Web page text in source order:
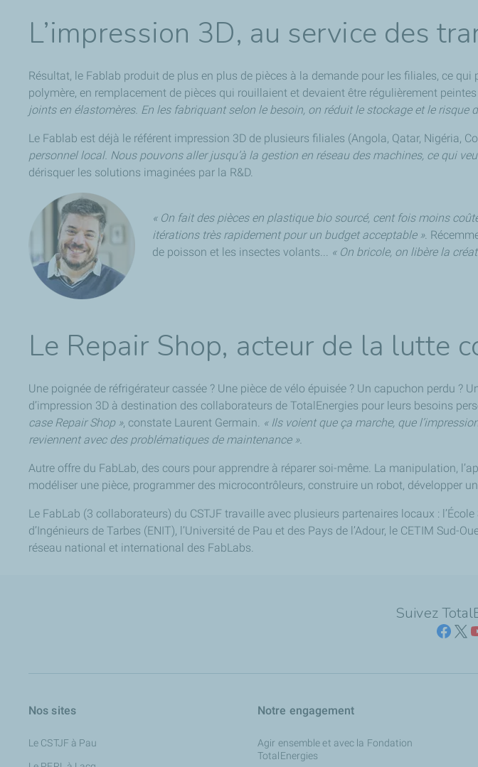
L’impression 3D, au service des
Résultat, le Fablab produit de plus en plus de pièces à la demande pour les filiales, ce
polymère, en remplacement de pièces qui rouillaient et devaient être régulièrement
joints en élastomères. En les fabriquant selon le besoin, on réduit le stockage et le risque
Le Fablab est déjà le référent impression 3D de plusieurs filiales (Angola, Qatar, Nigéria,
personnel local. Nous pouvons aller jusqu’à la gestion en réseau des machines, ce qui
dérisquer les solutions imaginées par la R&D.
« On fait des pièces en plastique bio sourcé, cent fois moins
itérations très rapidement pour un budget acceptable ».
de poisson et les insectes volants... « On bricole, on libère la
Le Repair Shop, acteur de la lutte
Une poignée de réfrigérateur cassée ? Une pièce de vélo épuisée ? Un capuchon perdu ?
d’impression 3D à destination des collaborateurs de TotalEnergies pour leurs besoins
case Repair Shop », constate Laurent Germain. « Ils voient que ça marche, que
reviennent avec des problématiques de maintenance ».
Autre offre du FabLab, des cours pour apprendre à réparer soi-même. La manipulation,
modéliser une pièce, programmer des microcontrôleurs, construire un robot, développer
Le FabLab (3 collaborateurs) du CSTJF travaille avec plusieurs partenaires locaux :
d’Ingénieurs de Tarbes (ENIT), l’Université de Pau et des Pays de l’Adour, le CETIM
réseau national et international des FabLabs.
Suivez
Nos sites
Le CSTJF à Pau
Notre engagement
Agir ensemble et avec la Fondation
TotalEnergies